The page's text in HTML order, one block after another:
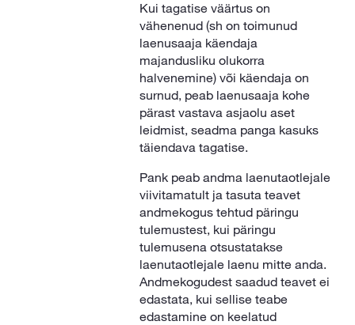
Kui tagatise väärtus on
vähenenud (sh on toimunud
laenusaaja käendaja
majandusliku olukorra
halvenemine) või käendaja on
surnud, peab laenusaaja kohe
pärast vastava asjaolu aset
leidmist, seadma panga kasuks
täiendava tagatise.
Pank peab andma laenutaotlejale
viivitamatult ja tasuta teavet
andmekogus tehtud päringu
tulemustest, kui päringu
tulemusena otsustatakse
laenutaotlejale laenu mitte anda.
Andmekogudest saadud teavet ei
edastata, kui sellise teabe
edastamine on keelatud